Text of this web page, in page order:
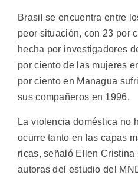
Brasil se encuentra entre
peor situación, con 23 por
hecha por investigadores
por ciento de las mujeres
por ciento en Managua
sus compañeros en 1996.
La violencia doméstica no
ocurre tanto en las capas
ricas, señaló Ellen Cristina
autoras del estudio del